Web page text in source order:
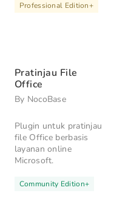
Professional Edition+
Pratinjau File
Office
By NocoBase
Plugin untuk pratinjau
file Office berbasis
layanan online
Microsoft.
Community Edition+